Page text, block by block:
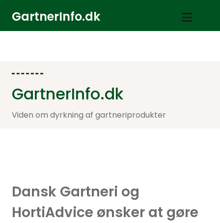
GartnerInfo.dk
GartnerInfo.dk
Viden om dyrkning af gartneriprodukter
Dansk Gartneri og
HortiAdvice ønsker at gøre